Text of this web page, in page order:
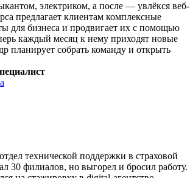
электриком, а после — увлёкся веб-
предлагает клиентам комплексные
для бизнеса и продвигает их с помощью
каждый месяц к нему приходят новые
планирует собрать команду и открыть
технической поддержки в страховой
30 филиалов, но выгорел и бросил работу.